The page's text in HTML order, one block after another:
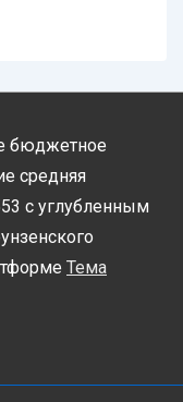
бюджетное
средняя
с углубленным
Тема